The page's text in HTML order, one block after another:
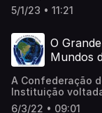
5/1/23 • 11:21
O
Mundos
A Confederação
Instituição
Terra através de
6/3/22 • 09:01